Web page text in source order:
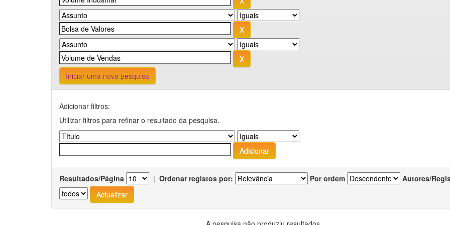
Iniciar uma nova pesquisa
Adicionar filtros:
Utilizar filtros para refinar o resultado da pesquisa.
Resultados/Página | Ordenar registos por: Por ordem Autores/